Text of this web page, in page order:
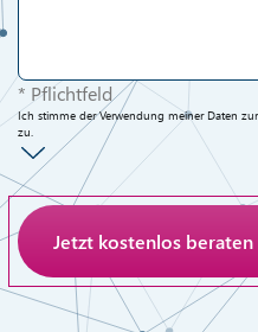
* Pflichtfeld
Ich stimme der Verwendung meiner Daten
zu.
Anti-Roboter-
Hier klicken